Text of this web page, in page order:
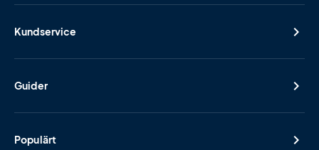
Kundservice
Guider
Populärt